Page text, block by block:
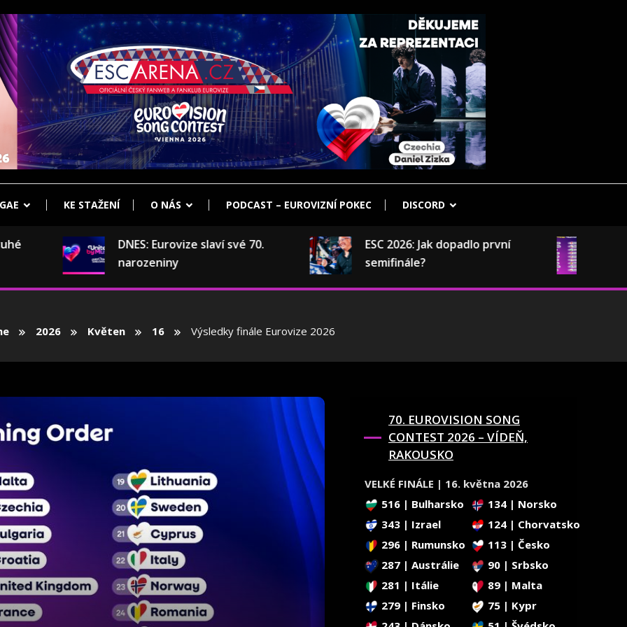
KE STAŽENÍ O NÁS PODCAST – EUROVIZNÍ POKEC DISCORD
DNES: Eurovize slaví své 70.
narozeniny
ESC 2026: Jak dopadlo první
semifinále?
2026 Květen 16 Výsledky finále Eurovize 2026
70. EUROVISION SONG
CONTEST 2026 – VÍDEŇ,
RAKOUSKO
VELKÉ FINÁLE | 16. května 2026
516 | Bulharsko
134 | Norsko
343 | Izrael
124 | Chorvatsko
296 | Rumunsko
113 | Česko
287 | Austrálie
90 | Srbsko
281 | Itálie
89 | Malta
279 | Finsko
75 | Kypr